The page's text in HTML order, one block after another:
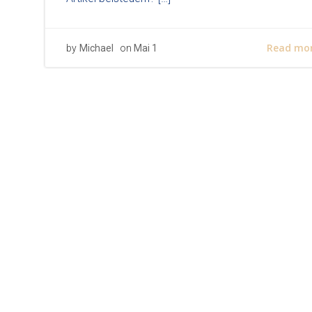
by Michael on Mai 1 Read